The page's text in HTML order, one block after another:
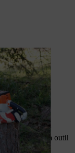
en bois soit
d'un bon outil
propose une